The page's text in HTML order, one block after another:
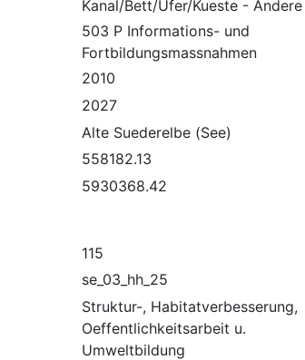
Kanal/Bett/Ufer/Kueste - Andere
503 P Informations- und
Fortbildungsmassnahmen
2010
2027
Alte Suederelbe (See)
558182.13
5930368.42
115
se_03_hh_25
Struktur-, Habitatverbesserung,
Oeffentlichkeitsarbeit u.
Umweltbildung